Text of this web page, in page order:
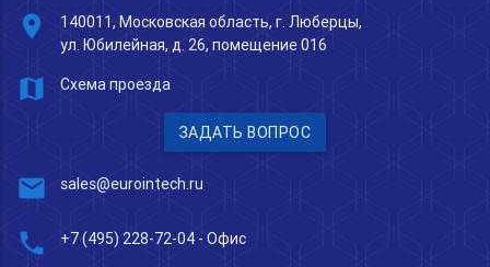
place
140011, Московская область, г. Люберцы,
ул. Юбилейная, д. 26, помещение 016
map Схема проезда
ЗАДАТЬ ВОПРОС
mail sales@eurointech.ru
phone +7 (495) 228-72-04 - Офис